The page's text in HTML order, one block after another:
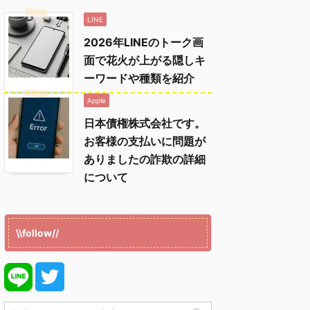
LINE
2026年LINEのトーク画
面で花火が上がる隠しキ
ーワードや種類を紹介
Apple
日本債権株式会社です。
お客様の支払いに問題が
ありましたの詐欺の詳細
について
\\follow//